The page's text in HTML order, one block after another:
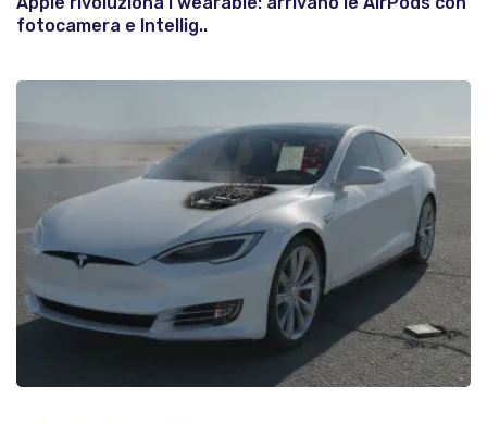
fotocamera e Intellig..